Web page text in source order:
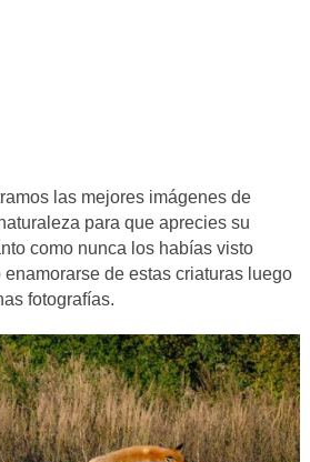
las mejores imágenes de
para que aprecies su
como nunca los habías visto
de estas criaturas luego
fotografías.